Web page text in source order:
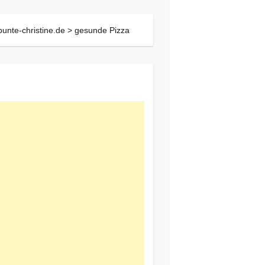
christine.de > gesunde Pizza